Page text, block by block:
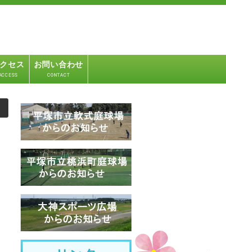
セス お問い合わせ
CONTACT